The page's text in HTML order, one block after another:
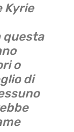
Kyrie
questa
o
di